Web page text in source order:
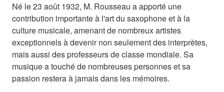
Né le 23 août 1932, M. Rousseau a apporté une
contribution importante à l'art du saxophone et à la
culture musicale, amenant de nombreux artistes
exceptionnels à devenir non seulement des interprètes,
mais aussi des professeurs de classe mondiale. Sa
musique a touché de nombreuses personnes et sa
passion restera à jamais dans les mémoires.